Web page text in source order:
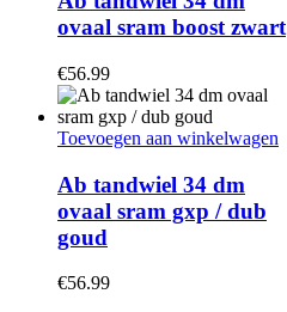
ovaal sram boost zwart
€56.99
Toevoegen aan winkelwagen
Ab tandwiel 34 dm
ovaal sram gxp / dub
goud
€56.99